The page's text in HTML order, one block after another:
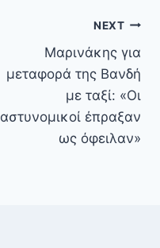
NEXT
Μαρινάκης για
μεταφορά της Βανδή
με ταξί: «Οι
αστυνομικοί έπραξαν
ως όφειλαν»